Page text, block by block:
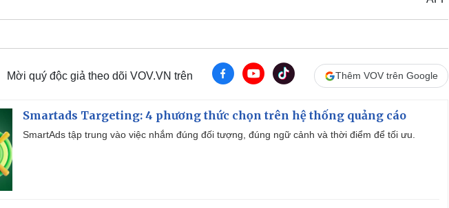
Mời quý độc giả theo dõi VOV.VN trên Thêm VOV trên Google
Smartads Targeting: 4 phương thức chọn trên hệ thống quảng cáo
SmartAds tập trung vào việc nhắm đúng đối tượng, đúng ngữ cảnh và thời điểm để tối ưu.